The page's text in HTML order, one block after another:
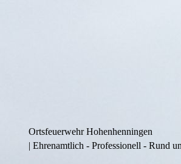
Ortsfeuerwehr Hohenhenningen
| Ehrenamtlich - Professionell - Rund